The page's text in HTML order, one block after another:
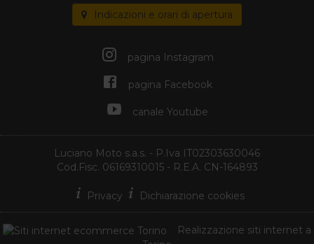
Indicazioni e orari di apertura
pagina Instagram
pagina Facebook
canale Youtube
Luciano Moto s.a.s. - P.Iva IT02303630046
Cod.Fisc. 06169310015 - R.E.A. CN-164893
Privacy Dichiarazione cookies
Realizzazione siti internet a